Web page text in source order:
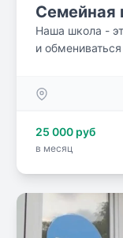
Семейная
Наша школа -
и
среды
открытиям.
25 000 руб
в месяц